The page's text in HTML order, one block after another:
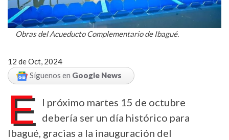
Obras del Acueducto Complementario de Ibagué.
12 de Oct, 2024
Síguenos en Google News
E
l próximo martes 15 de octubre
debería ser un día histórico para
Ibagué, gracias a la inauguración del